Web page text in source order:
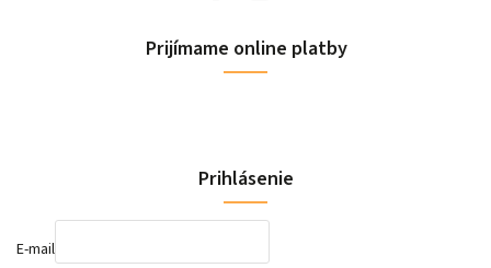
Prijímame online platby
Prihlásenie
E-mail